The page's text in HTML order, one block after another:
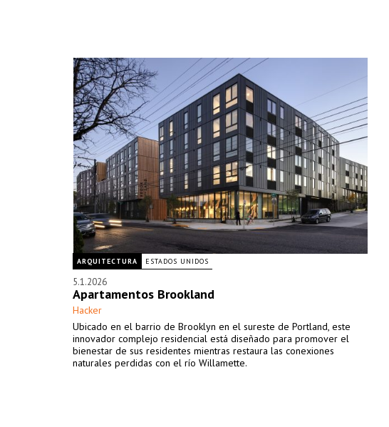
ARQUITECTURA ESTADOS UNIDOS
5.1.2026
Apartamentos Brookland
Hacker
Ubicado en el barrio de Brooklyn en el sureste de Portland, este
innovador complejo residencial está diseñado para promover el
bienestar de sus residentes mientras restaura las conexiones
naturales perdidas con el río Willamette.